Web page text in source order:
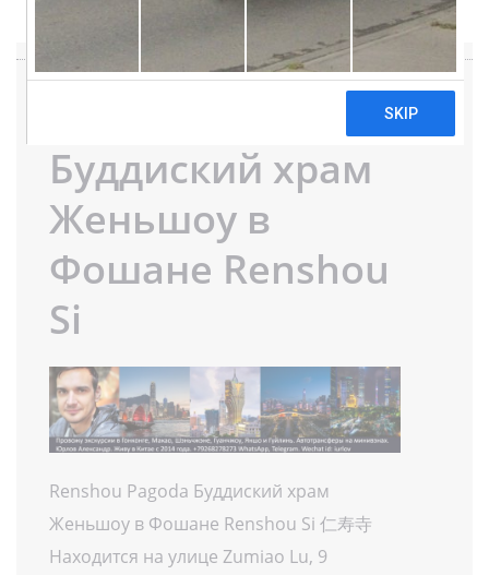
Буддиский храм
Женьшоу в
Фошане Renshou
Si
Renshou Pagoda Буддиский храм
Женьшоу в Фошане Renshou Si 仁寿寺
Находится на улице Zumiao Lu, 9